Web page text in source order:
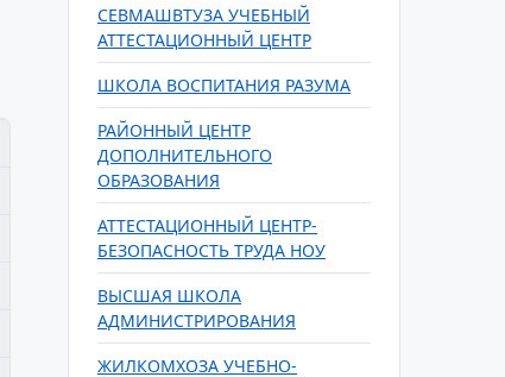
СЕВМАШВТУЗА УЧЕБНЫЙ
АТТЕСТАЦИОННЫЙ ЦЕНТР
ШКОЛА ВОСПИТАНИЯ РАЗУМА
РАЙОННЫЙ ЦЕНТР
ДОПОЛНИТЕЛЬНОГО
ОБРАЗОВАНИЯ
АТТЕСТАЦИОННЫЙ ЦЕНТР-
БЕЗОПАСНОСТЬ ТРУДА НОУ
ВЫСШАЯ ШКОЛА
АДМИНИСТРИРОВАНИЯ
ЖИЛКОМХОЗА УЧЕБНО-